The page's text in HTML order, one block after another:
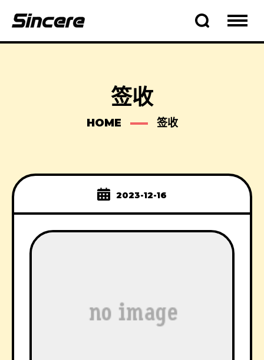
签收
HOME 签收
2023-12-16